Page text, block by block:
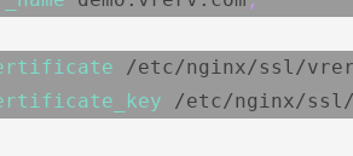
/etc/nginx/ssl/
/etc/nginx/ssl/